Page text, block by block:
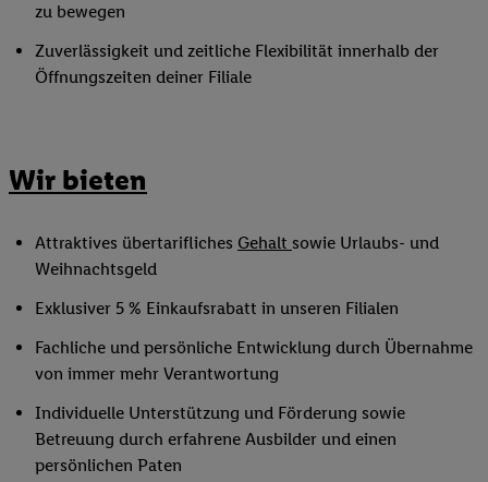
zu bewegen
Zuverlässigkeit und zeitliche Flexibilität innerhalb der
Öffnungszeiten deiner Filiale
Wir bieten
Attraktives übertarifliches Gehalt sowie Urlaubs- und
Weihnachtsgeld
Exklusiver 5 % Einkaufsrabatt in unseren Filialen
Fachliche und persönliche Entwicklung durch Übernahme
von immer mehr Verantwortung
Individuelle Unterstützung und Förderung sowie
Betreuung durch erfahrene Ausbilder und einen
persönlichen Paten